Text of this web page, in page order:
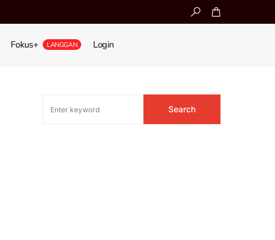
Fokus+ LANGGAN Login
Search